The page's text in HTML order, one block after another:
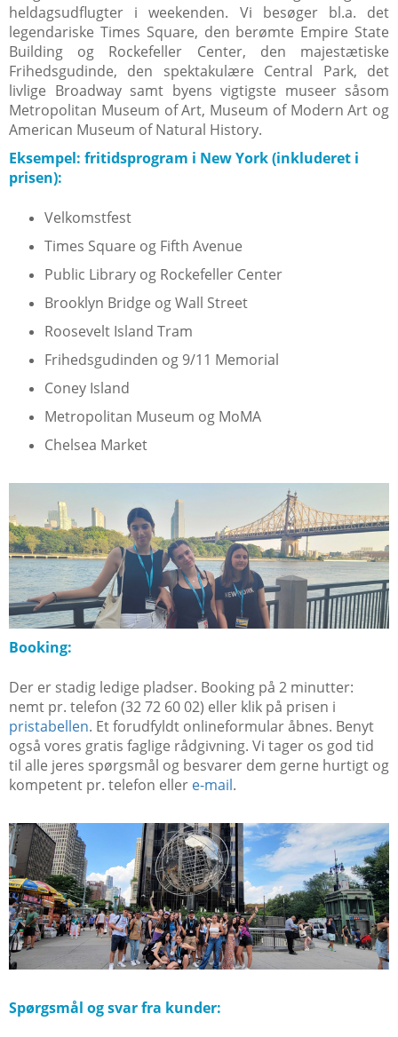
heldagsudflugter i weekenden. Vi besøger bl.a. det
legendariske Times Square, den berømte Empire State
Building og Rockefeller Center, den majestætiske
Frihedsgudinde, den spektakulære Central Park, det
livlige Broadway samt byens vigtigste museer såsom
Metropolitan Museum of Art, Museum of Modern Art og
American Museum of Natural History.
Eksempel: fritidsprogram i New York (inkluderet i
prisen):
Velkomstfest
Times Square og Fifth Avenue
Public Library og Rockefeller Center
Brooklyn Bridge og Wall Street
Roosevelt Island Tram
Frihedsgudinden og 9/11 Memorial
Coney Island
Metropolitan Museum og MoMA
Chelsea Market
Booking:
Der er stadig ledige pladser. Booking på 2 minutter:
nemt pr. telefon (32 72 60 02) eller klik på prisen i
pristabellen. Et forudfyldt onlineformular åbnes. Benyt
også vores gratis faglige rådgivning. Vi tager os god tid
til alle jeres spørgsmål og besvarer dem gerne hurtigt og
kompetent pr. telefon eller e-mail.
Spørgsmål og svar fra kunder: